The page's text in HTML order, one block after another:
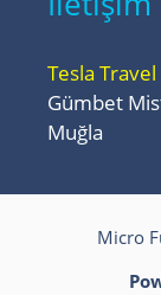
Tesla
Gümbet
Muğla
Micro